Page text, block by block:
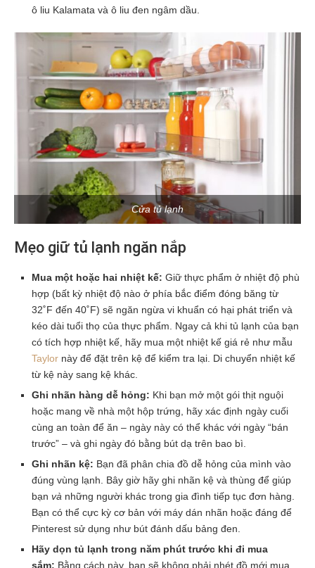
ô liu Kalamata và ô liu đen ngâm dầu.
Cửa tủ lạnh
Mẹo giữ tủ lạnh ngăn nắp
Mua một hoặc hai nhiệt kế: Giữ thực phẩm ở nhiệt độ phù
hợp (bất kỳ nhiệt độ nào ở phía bắc điểm đóng băng từ
32˚F đến 40˚F) sẽ ngăn ngừa vi khuẩn có hại phát triển và
kéo dài tuổi thọ của thực phẩm. Ngay cả khi tủ lạnh của bạn
có tích hợp nhiệt kế, hãy mua một nhiệt kế giá rẻ như mẫu
Taylor này để đặt trên kệ để kiểm tra lại. Di chuyển nhiệt kế
từ kệ này sang kệ khác.
Ghi nhãn hàng dễ hỏng: Khi bạn mở một gói thịt nguội
hoặc mang về nhà một hộp trứng, hãy xác định ngày cuối
cùng an toàn để ăn – ngày này có thể khác với ngày “bán
trước” – và ghi ngày đó bằng bút dạ trên bao bì.
Ghi nhãn kệ: Bạn đã phân chia đồ dễ hỏng của mình vào
đúng vùng lạnh. Bây giờ hãy ghi nhãn kệ và thùng để giúp
bạn và những người khác trong gia đình tiếp tục đơn hàng.
Bạn có thể cực kỳ cơ bản với máy dán nhãn hoặc đáng để
Pinterest sử dụng như bút đánh dấu bảng đen.
Hãy dọn tủ lạnh trong năm phút trước khi đi mua
sắm: Bằng cách này, bạn sẽ không phải nhét đồ mới mua